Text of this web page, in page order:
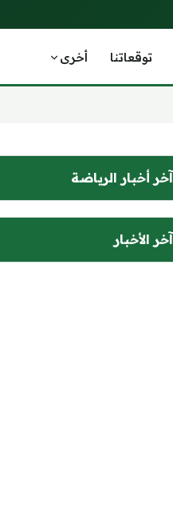
توقعاتنا أخرى
آخر أخبار الرياضة
آخر الأخبار